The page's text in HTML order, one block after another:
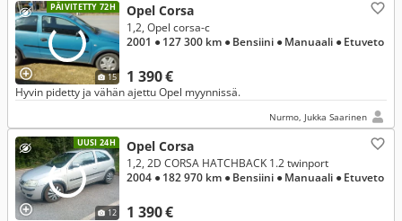
PÄIVITETTY 72H
15
Opel Corsa
1 390 €
1,2, Opel corsa-c
2001 ● 127 300 km ● Bensiini ● Manuaali ● Etuveto
Hyvin pidetty ja vähän ajettu Opel myynnissä.
Nurmo, Jukka Saarinen
UUSI 24H
12
Opel Corsa
1 390 €
1,2, 2D CORSA HATCHBACK 1.2 twinport
2004 ● 182 970 km ● Bensiini ● Manuaali ● Etuveto